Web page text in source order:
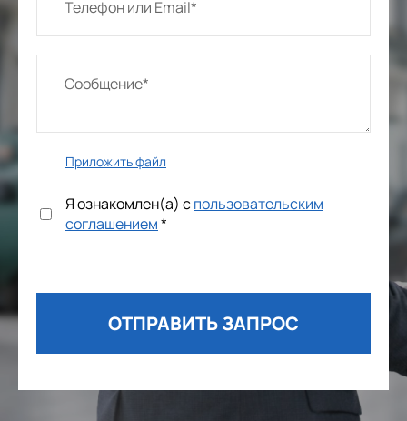
Приложить файл
Я ознакомлен(а) спользовательским
соглашением*
ОТПРАВИТЬ ЗАПРОС